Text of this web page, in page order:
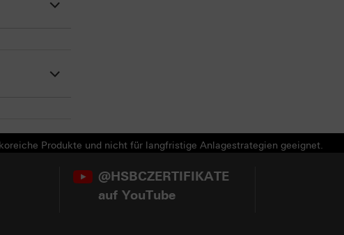
Produkte und nicht für langfristige Anlagestrategien geeignet.
@HSBCZERTIFIKATE
auf YouTube